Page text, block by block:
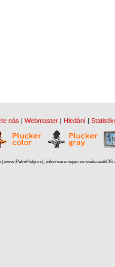
nás | Webmaster | Hledání |
(www.PalmHelp.cz), informace nejen ze světa